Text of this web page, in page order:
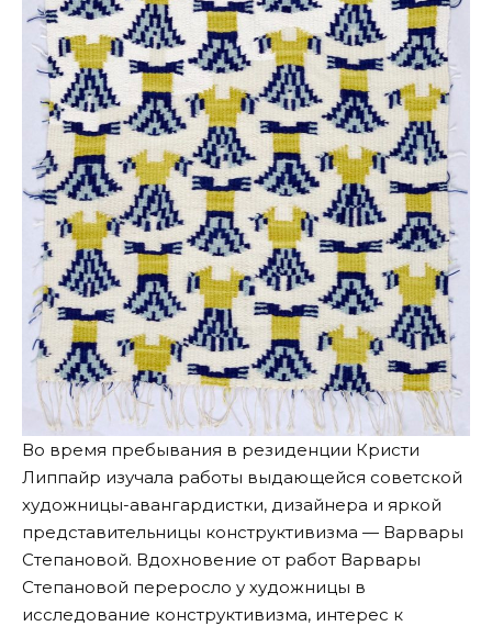
Во время пребывания в резиденции Кристи
Липпайр изучала работы выдающейся советской
художницы-авангардистки, дизайнера и яркой
представительницы конструктивизма — Варвары
Степановой. Вдохновение от работ Варвары
Степановой переросло у художницы в
исследование конструктивизма, интерес к